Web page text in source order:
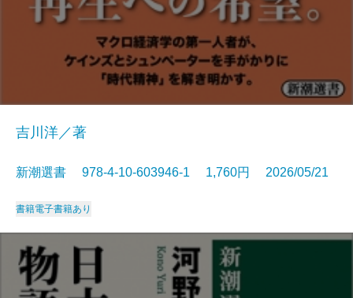
吉川洋／著
新潮選書 978-4-10-603946-1 1,760円 2026/05/21
書籍電子書籍あり